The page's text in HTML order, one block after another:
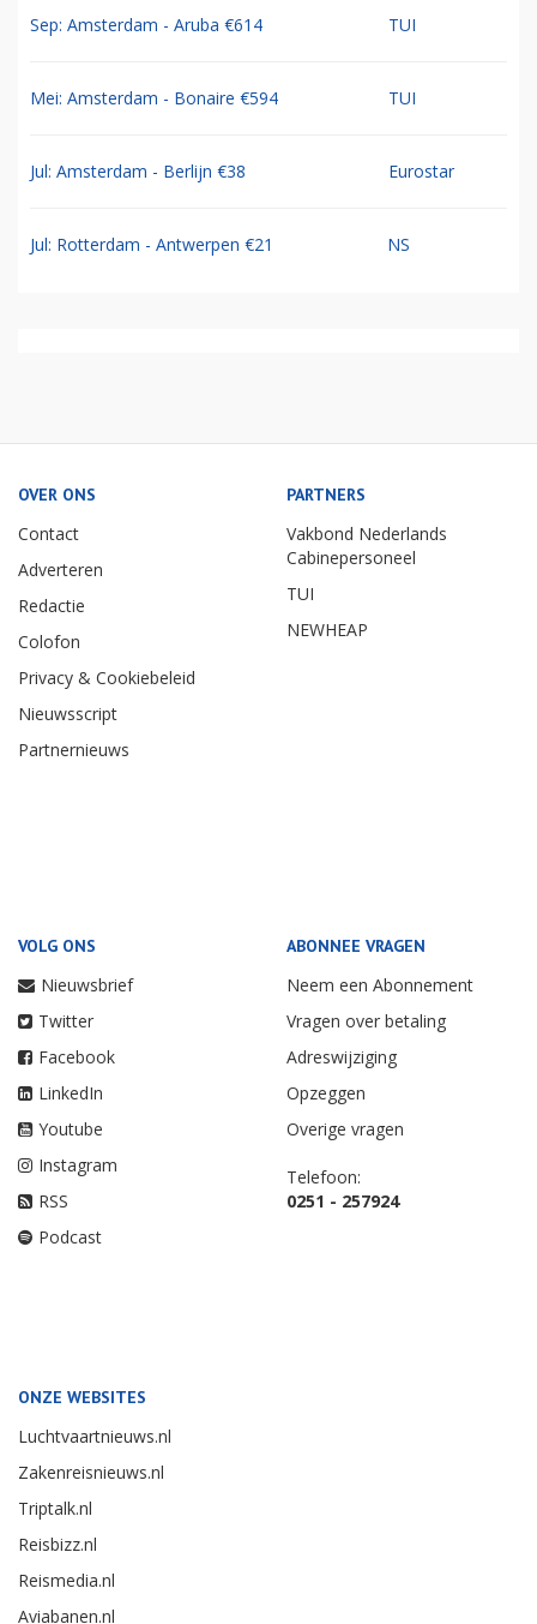
Sep: Amsterdam - Aruba €614 TUI
Mei: Amsterdam - Bonaire €594 TUI
Jul: Amsterdam - Berlijn €38 Eurostar
Jul: Rotterdam - Antwerpen €21 NS
OVER ONS
Contact
Adverteren
Redactie
Colofon
Privacy & Cookiebeleid
Nieuwsscript
Partnernieuws
PARTNERS
Vakbond Nederlands
Cabinepersoneel
TUI
NEWHEAP
VOLG ONS
Nieuwsbrief
Twitter
Facebook
LinkedIn
Youtube
Instagram
RSS
Podcast
ABONNEE VRAGEN
Neem een Abonnement
Vragen over betaling
Adreswijziging
Opzeggen
Overige vragen
Telefoon:
0251 - 257924
ONZE WEBSITES
Luchtvaartnieuws.nl
Zakenreisnieuws.nl
Triptalk.nl
Reisbizz.nl
Reismedia.nl
Aviabanen.nl